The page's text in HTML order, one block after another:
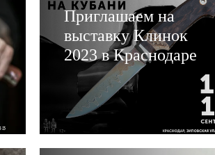
Приглашаем на
выставку Клинок
2023 в Краснодаре
ЧИТАТЬ